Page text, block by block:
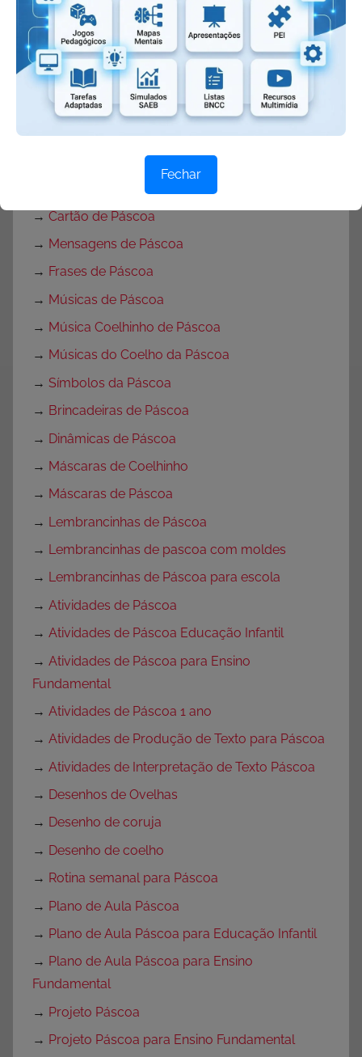
Páscoa
→Atividades Verdadeiro sentido da Páscoa
Atividades de Páscoa com Interpretação de
Texto
Atividades para Páscoa
Textos sobre a Páscoa
→ Cartão de Páscoa
→ Mensagens de Páscoa
→ Frases de Páscoa
→ Músicas de Páscoa
→ Música Coelhinho de Páscoa
→ Músicas do Coelho da Páscoa
→ Símbolos da Páscoa
→ Brincadeiras de Páscoa
→ Dinâmicas de Páscoa
→ Máscaras de Coelhinho
→ Máscaras de Páscoa
→ Lembrancinhas de Páscoa
→ Lembrancinhas de pascoa com moldes
→ Lembrancinhas de Páscoa para escola
→ Atividades de Páscoa
→ Atividades de Páscoa Educação Infantil
→ Atividades de Páscoa para Ensino
Fundamental
→ Atividades de Páscoa 1 ano
→ Atividades de Produção de Texto para Páscoa
→ Atividades de Interpretação de Texto Páscoa
→ Desenhos de Ovelhas
→ Desenho de coruja
→ Desenho de coelho
→ Rotina semanal para Páscoa
→ Plano de Aula Páscoa
→ Plano de Aula Páscoa para Educação Infantil
→ Plano de Aula Páscoa para Ensino
Fundamental
→ Projeto Páscoa
→ Projeto Páscoa para Ensino Fundamental
Fechar